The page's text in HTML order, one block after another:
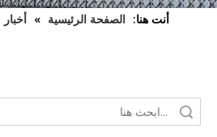
أنت هنا: الصفحة الرئيسية » أخبار